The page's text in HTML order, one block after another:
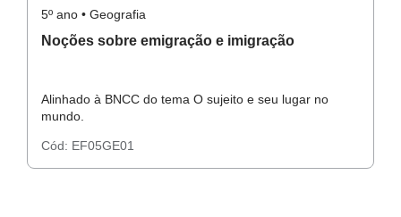
5º ano • Geografia
Noções sobre emigração e imigração
Alinhado à BNCC do tema O sujeito e seu lugar no
mundo.
Cód: EF05GE01